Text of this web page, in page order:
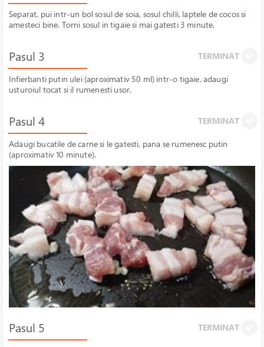
Separat, pui intr-un bol sosul de soia, sosul chilli, laptele de cocos si
amesteci bine. Torni sosul in tigaie si mai gatesti 3 minute.
Pasul 3 TERMINAT
Infierbanti putin ulei (aproximativ 50 ml) intr-o tigaie, adaugi
usturoiul tocat si il rumenesti usor.
Pasul 4 TERMINAT
Adaugi bucatile de carne si le gatesti, pana se rumenesc putin
(aproximativ 10 minute).
Pasul 5 TERMINAT